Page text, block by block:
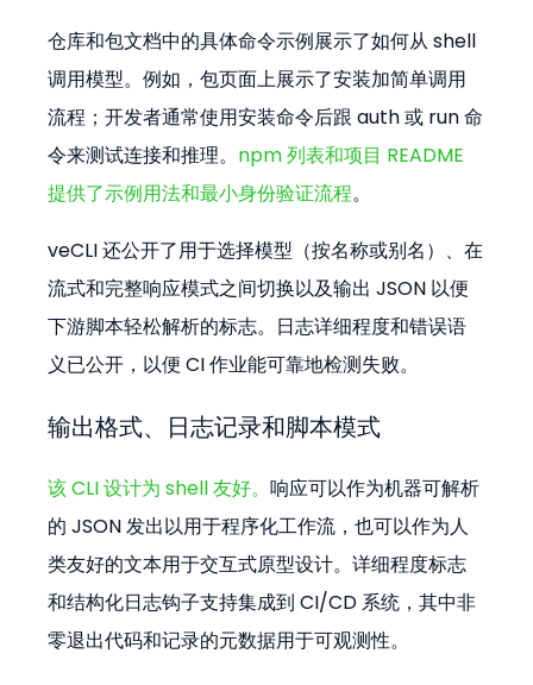
仓库和包文档中的具体命令示例展示了如何从 shell
调用模型。例如，包页面上展示了安装加简单调用
流程；开发者通常使用安装命令后跟 auth 或 run 命
令来测试连接和推理。 npm 列表和项目 README
提供了示例用法和最小身份验证流程。
veCLI 还公开了用于选择模型（按名称或别名）、在
流式和完整响应模式之间切换以及输出 JSON 以便
下游脚本轻松解析的标志。日志详细程度和错误语
义已公开，以便 CI 作业能可靠地检测失败。
输出格式、日志记录和脚本模式
该 CLI 设计为 shell 友好。响应可以作为机器可解析
的 JSON 发出以用于程序化工作流，也可以作为人
类友好的文本用于交互式原型设计。详细程度标志
和结构化日志钩子支持集成到 CI/CD 系统，其中非
零退出代码和记录的元数据用于可观测性。